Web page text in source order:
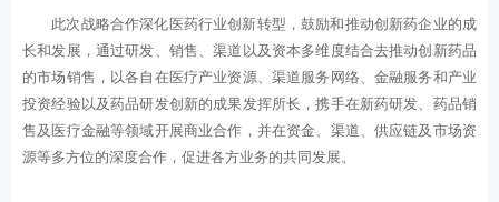
此次战略合作深化医药行业创新转型，鼓励和推动创新药企业的成
长和发展，通过研发、销售、渠道以及资本多维度结合去推动创新药品
的市场销售，以各自在医疗产业资源、渠道服务网络、金融服务和产业
投资经验以及药品研发创新的成果发挥所长，携手在新药研发、药品销
售及医疗金融等领域开展商业合作，并在资金、渠道、供应链及市场资
源等多方位的深度合作，促进各方业务的共同发展。